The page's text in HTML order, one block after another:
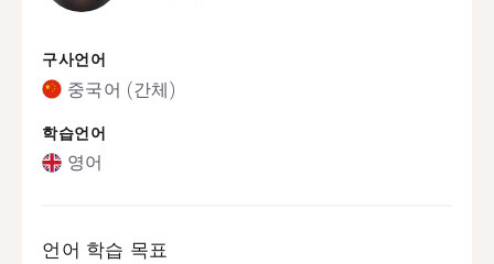
구사언어
중국어 (간체)
학습언어
영어
언어 학습 목표